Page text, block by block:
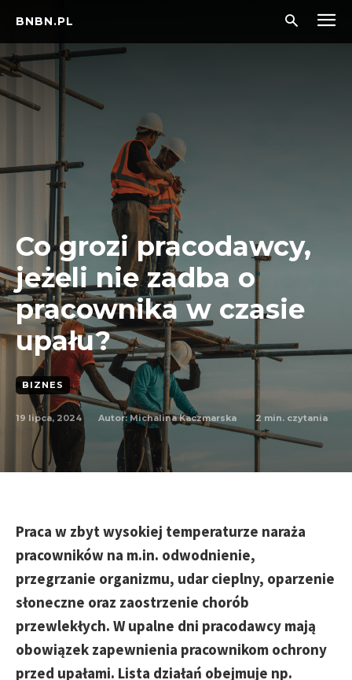
BNBN.PL
Co grozi pracodawcy,
jeżeli nie zadba o
pracownika w czasie
upału?
BIZNES
19 lipca, 2024 Autor: Michalina Kaczmarska 2 min. czytania
Praca w zbyt wysokiej temperaturze naraża
pracowników na m.in. odwodnienie,
przegrzanie organizmu, udar cieplny, oparzenie
słoneczne oraz zaostrzenie chorób
przewlekłych. W upalne dni pracodawcy mają
obowiązek zapewnienia pracownikom ochrony
przed upałami. Lista działań obejmuje np.